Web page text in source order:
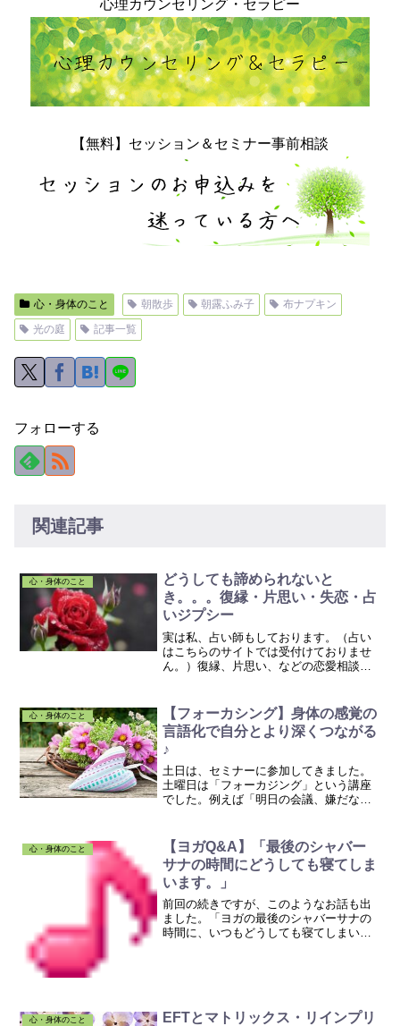
心理カウンセリング・セラピー
【無料】セッション＆セミナー事前相談
心・身体のこと 朝散歩 朝露ふみ子
布ナプキン
光の庭
記事一覧
フォローする
関連記事
心・身体のこと
どうしても諦められないと
き。。。復縁・片思い・失恋・占
いジプシー
実は私、占い師もしております。（占い
はこちらのサイトでは受付けておりませ
ん。）復縁、片思い、などの恋愛相談が
がない・・・など。占いではストレート
にそのようには伝えませんが...
心・身体のこと
【フォーカシング】身体の感覚の
言語化で自分とより深くつながる
♪
土日は、セミナーに参加してきました。
土曜日は「フォーカジング」という講座
でした。例えば「明日の会議、嫌だな
ことはありませんか？そのような感覚を
「フェルトセンス」といいま...
心・身体のこと
【ヨガQ&A】「最後のシャバー
サナの時間にどうしても寝てしま
います。」
前回の続きですが、このようなお話も出
ました。「ヨガの最後のシャバーサナの
時間に、いつもどうしても寝てしまいま
心・身体のこと
EFTとマトリックス・リインプリ